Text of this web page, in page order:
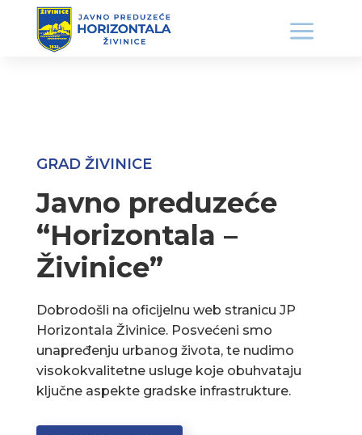
GRAD ŽIVINICE
Javno preduzeće
“Horizontala –
Živinice”
Dobrodošli na oficijelnu web stranicu JP
Horizontala Živinice. Posvećeni smo
unapređenju urbanog života, te nudimo
visokokvalitetne usluge koje obuhvataju
ključne aspekte gradske infrastrukture.